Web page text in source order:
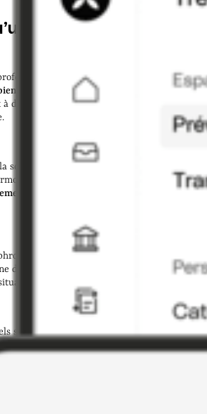
sophrologue
spécialisé dans
être et au développement personnel.
des techniques de relaxation dynamique et
sophrologie, une méthode psycho-
le corps et l’esprit, en s’appuyant sur
musculaire et la prise de conscience de
s’adresse aussi bien
démarche préventive ou
spécifiques.
sont les missions et le quotidien d’un